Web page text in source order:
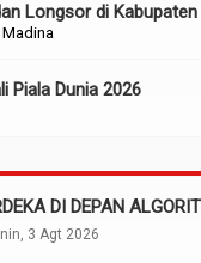
Longsor di
Piala Dunia 2026
DI DEPAN
3 Agt 2026